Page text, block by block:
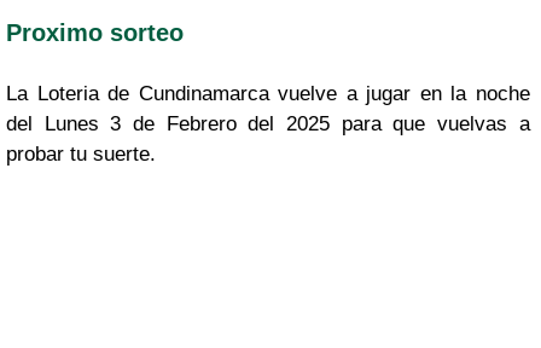
Proximo sorteo
La Loteria de Cundinamarca vuelve a jugar en la noche
del Lunes 3 de Febrero del 2025 para que vuelvas a
probar tu suerte.